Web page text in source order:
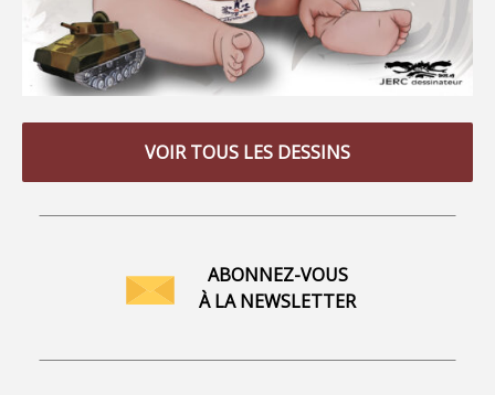
VOIR TOUS LES DESSINS
ABONNEZ-VOUS
À LA NEWSLETTER